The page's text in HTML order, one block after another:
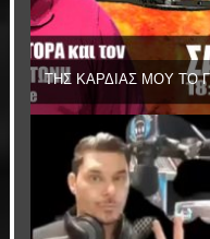
ΤΗΣ ΚΑΡΔΙΑΣ ΜΟΥ ΤΟ